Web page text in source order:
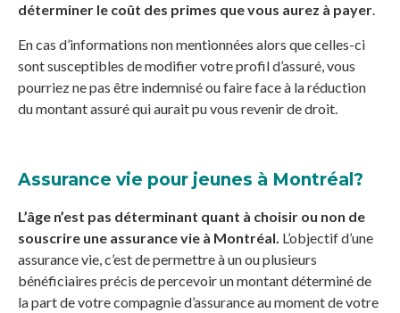
déterminer le coût des primes que vous aurez à payer.
En cas d’informations non mentionnées alors que celles-ci
sont susceptibles de modifier votre profil d’assuré, vous
pourriez ne pas être indemnisé ou faire face à la réduction
du montant assuré qui aurait pu vous revenir de droit.
Assurance vie pour jeunes à Montréal?
L’âge n’est pas déterminant quant à choisir ou non de
souscrire une assurance vie à Montréal. L’objectif d’une
assurance vie, c’est de permettre à un ou plusieurs
bénéficiaires précis de percevoir un montant déterminé de
la part de votre compagnie d’assurance au moment de votre